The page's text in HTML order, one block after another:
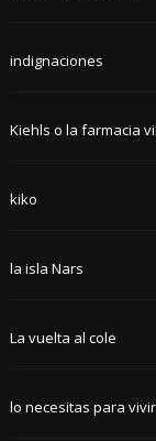
indignaciones
Kiehls o la farmacia
kiko
la isla Nars
La vuelta al cole
lo necesitas para vivir